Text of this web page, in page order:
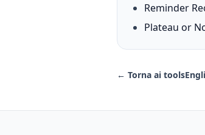
Reminder
Plateau or
← Torna ai tools